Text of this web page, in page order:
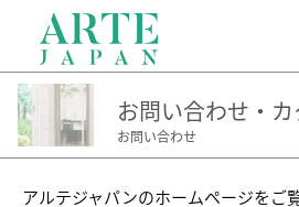
お問い合わせ・
お問い合わせ
アルテジャパンのホームページをご